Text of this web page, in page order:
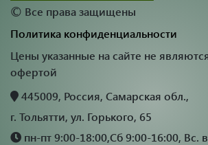
© Все права защищены
Политика конфиденциальности
Цены указанные на сайте не
офертой
445009, Россия, Самарская обл.,
г. Тольятти, ул. Горького, 65
пн-пт 9:00-18:00,Сб 9:00-16:00, Вс.